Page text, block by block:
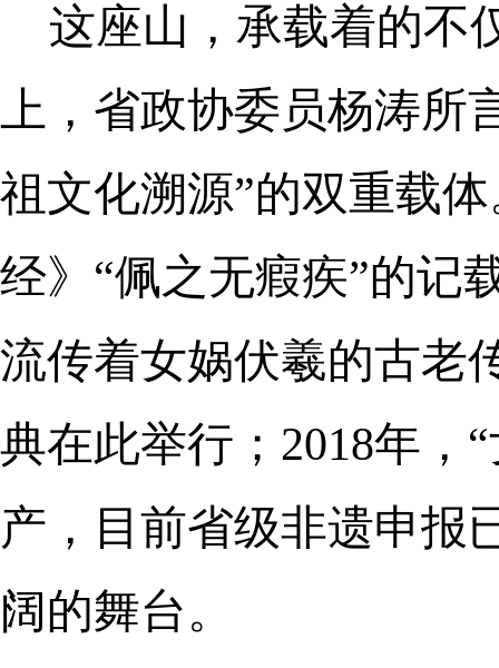
这座山，承载着的不
上，省政协委员杨涛
祖文化溯源”的双重载
经》“佩之无瘕疾”的记
流传着女娲伏羲的古老
典在此举行；2018年，
产，目前省级非遗申
阔的舞台。